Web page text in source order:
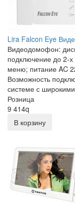
Lira Falcon Eye
Видеодомофон:
подключение до 2-
меню; питание AC
Возможность
системе с
Розница
9 414q
В корзину